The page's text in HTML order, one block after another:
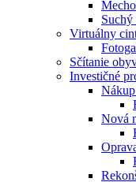
Virtuálny
Sčítanie
Investičné
Nová